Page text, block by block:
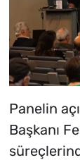
Panelin
Başkanı